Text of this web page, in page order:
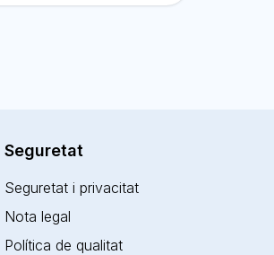
Seguretat
Seguretat i privacitat
Nota legal
Política de qualitat